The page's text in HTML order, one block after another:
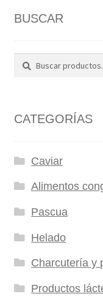
BUSCAR
Buscar
CATEGORÍAS
Caviar
Alimentos
Pascua
Helado
Charcutería y
Productos